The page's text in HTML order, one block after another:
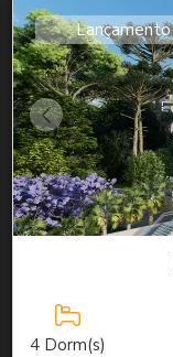
Lançamento
4 Dorm(s)